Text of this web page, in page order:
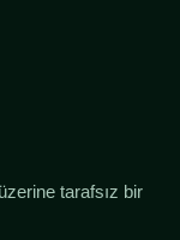
tarafsız bir